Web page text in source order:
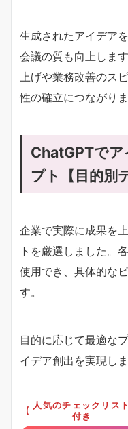
生成されたアイデア
会議の質も向上しま
上げや業務改善のス
性の確立につながりま
ChatGPTで
プト【目的別
企業で実際に成果を
トを厳選しました。
使用でき、具体的な
す。
目的に応じて最適な
イデア創出を実現しま
【 人気のチェックリスト
付き